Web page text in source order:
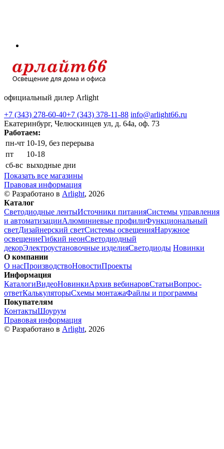
официальный дилер Arlight
+7 (343) 278-60-40+7 (343) 378-11-88 info@arlight66.ru
Екатеринбург, Челюскинцев ул, д. 64а, оф. 73
Работаем:
пн-чт 10-19, без перерыва
пт
10-18
сб-вс выходные дни
Показать все магазины
Правовая информация
© Разработано в Arlight, 2026
Каталог
Светодиодные лентыИсточники питанияСистемы управления
и автоматизацииАлюминиевые профилиФункциональный
светДизайнерский светСистемы освещенияНаружное
освещениеГибкий неонСветодиодный
декорЭлектроустановочные изделияСветодиоды Новинки
О компании
О насПроизводствоНовостиПроекты
Информация
КаталогиВидеоНовинкиАрхив вебинаровСтатьиВопрос-
ответКалькуляторыСхемы монтажаФайлы и программы
Покупателям
КонтактыШоурум
Правовая информация
© Разработано в Arlight, 2026